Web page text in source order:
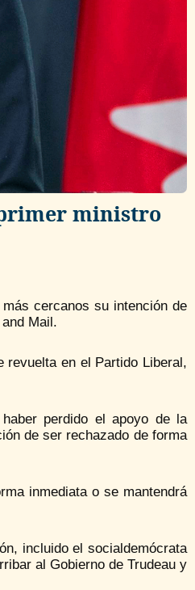
ministro
cercanos su intención de
Mail.
revuelta en el Partido Liberal,
perdido el apoyo de la
de ser rechazado de forma
inmediata o se mantendrá
incluido el socialdemócrata
al Gobierno de Trudeau y